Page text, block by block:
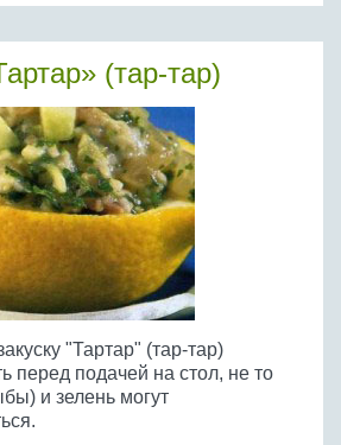
(тар-тар)
"Тартар" (тар-тар)
перед подачей на стол, не то
и зелень могут